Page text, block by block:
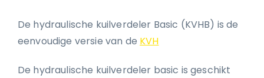
De hydraulische kuilverdeler Basic (KVHB) is de
eenvoudige versie van de KVH
De hydraulische kuilverdeler basic is geschikt